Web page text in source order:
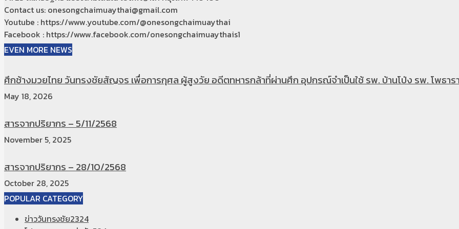
Contact us: onesongchaimuaythai@gmail.com
Youtube : https://www.youtube.com/@onesongchaimuaythai
Facebook : https://www.facebook.com/onesongchaimuaythais1
EVEN MORE NEWS
ศึกช้างมวยไทย วันทรงชัยสัญจร เพื่อการกุศล ผู้สูงวัย อดีตทหารกล้าที่ผ่านศึก อุปกรณ์จำเป็นใช้ รพ. บ้านโป่ง รพ. โพธารา
May 18, 2026
สารจากปริยากร – 5/11/2568
November 5, 2025
สารจากปริยากร – 28/10/2568
October 28, 2025
POPULAR CATEGORY
ข่าววันทรงชัย2324